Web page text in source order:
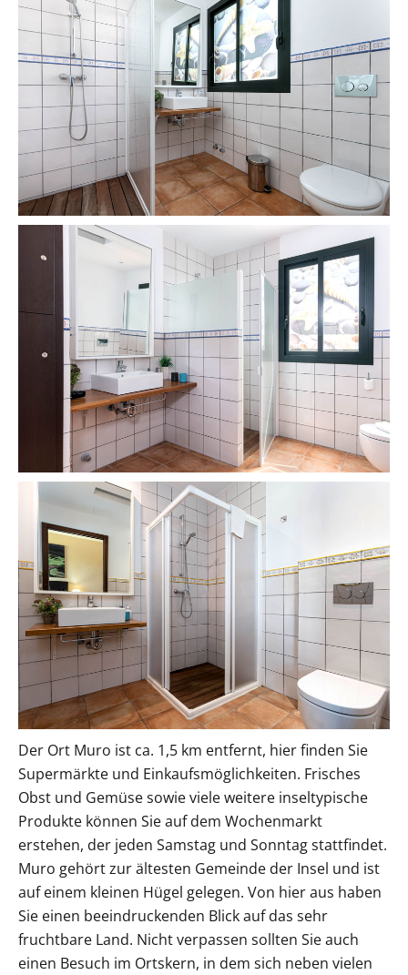
Der Ort Muro ist ca. 1,5 km entfernt, hier finden Sie
Supermärkte und Einkaufsmöglichkeiten. Frisches
Obst und Gemüse sowie viele weitere inseltypische
Produkte können Sie auf dem Wochenmarkt
erstehen, der jeden Samstag und Sonntag stattfindet.
Muro gehört zur ältesten Gemeinde der Insel und ist
auf einem kleinen Hügel gelegen. Von hier aus haben
Sie einen beeindruckenden Blick auf das sehr
fruchtbare Land. Nicht verpassen sollten Sie auch
einen Besuch im Ortskern, in dem sich neben vielen